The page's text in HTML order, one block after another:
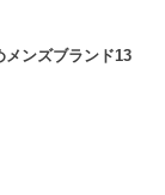
メンズブランド13